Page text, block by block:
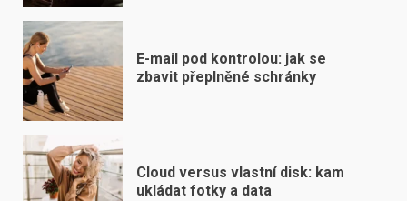
E-mail pod kontrolou: jak se
zbavit přeplněné schránky
Cloud versus vlastní disk: kam
ukládat fotky a data